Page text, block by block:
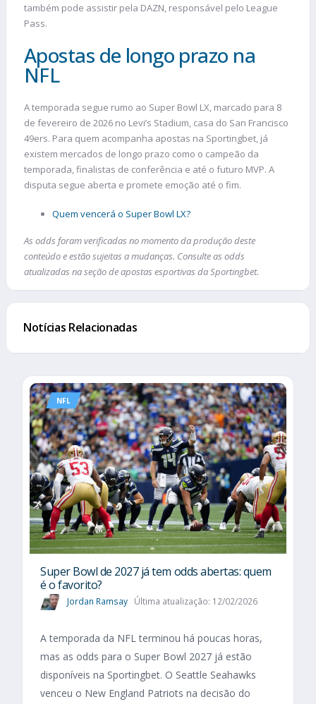
também pode assistir pela DAZN, responsável pelo League
Pass.
Apostas de longo prazo na
NFL
A temporada segue rumo ao Super Bowl LX, marcado para 8
de fevereiro de 2026 no Levi’s Stadium, casa do San Francisco
49ers. Para quem acompanha apostas na Sportingbet, já
existem mercados de longo prazo como o campeão da
temporada, finalistas de conferência e até o futuro MVP. A
disputa segue aberta e promete emoção até o fim.
Quem vencerá o Super Bowl LX?
As odds foram verificadas no momento da produção deste
conteúdo e estão sujeitas a mudanças. Consulte as odds
atualizadas na seção de apostas esportivas da Sportingbet.
Notícias Relacionadas
NFL
Super Bowl de 2027 já tem odds abertas: quem
é o favorito?
Jordan Ramsay Última atualização: 12/02/2026
A temporada da NFL terminou há poucas horas,
mas as odds para o Super Bowl 2027 já estão
disponíveis na Sportingbet. O Seattle Seahawks
venceu o New England Patriots na decisão do